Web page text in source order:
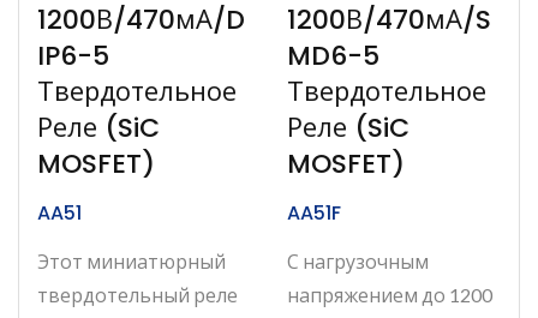
1200В/470мА/D
IP6-5
Твердотельное
Реле (SiC
MOSFET)
AA51
Этот миниатюрный
твердотельный реле
1200В/470мА/S
MD6-5
Твердотельное
Реле (SiC
MOSFET)
AA51F
С нагрузочным
напряжением до 1200